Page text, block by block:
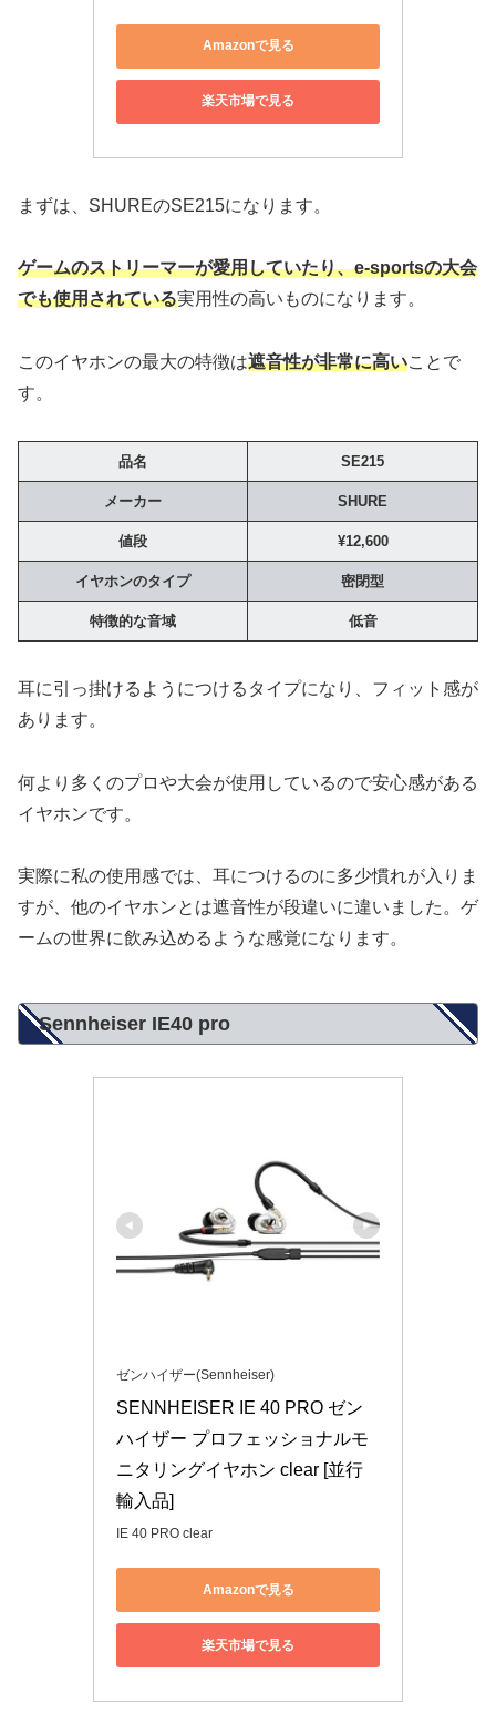
Amazonで見る
楽天市場で見る
まずは、SHUREのSE215になります。
ゲームのストリーマーが愛用していたり、e-sportsの大会
でも使用されている実用性の高いものになります。
このイヤホンの最大の特徴は遮音性が非常に高いことで
す。
品名 SE215
メーカー SHURE
値段 ¥12,600
イヤホンのタイプ 密閉型
特徴的な音域 低音
耳に引っ掛けるようにつけるタイプになり、フィット感が
あります。
何より多くのプロや大会が使用しているので安心感がある
イヤホンです。
実際に私の使用感では、耳につけるのに多少慣れが入りま
すが、他のイヤホンとは遮音性が段違いに違いました。ゲ
ームの世界に飲み込めるような感覚になります。
Sennheiser IE40 pro
ゼンハイザー(Sennheiser)
SENNHEISER IE 40 PRO ゼン
ハイザー プロフェッショナルモ
ニタリングイヤホン clear [並行
輸入品]
IE 40 PRO clear
Amazonで見る
楽天市場で見る